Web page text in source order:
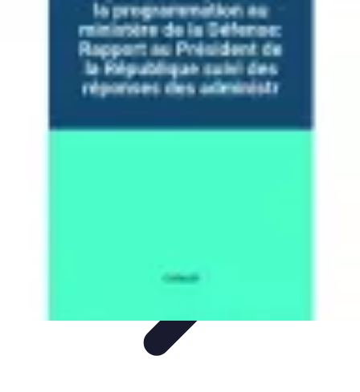
Solution Regroupement
Regroupement de crédits et gestion budgétaireConseils &
Comparatifs et ChoixTendancesGestion Budgétaire
Solution Regroupement